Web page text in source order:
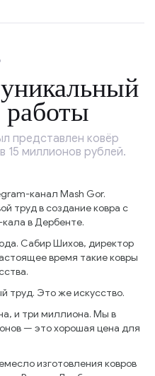
работы
представлен ковёр
15 миллионов рублей.
канал Mash Gor.
труд в создание ковра с
в Дербенте.
Сабир Шихов, директор
время такие ковры
труд. Это же искусство.
и три миллиона. Мы в
— это хорошая цена для
изготовления ковров